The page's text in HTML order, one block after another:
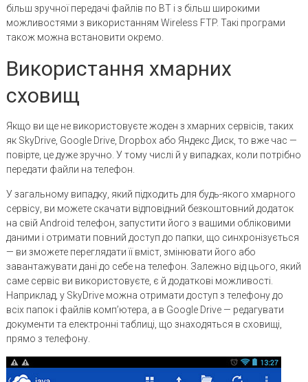
більш зручної передачі файлів по BT і з більш широкими
можливостями з використанням Wireless FTP. Такі програми
також можна встановити окремо.
Використання хмарних
сховищ
Якщо ви ще не використовуєте жоден з хмарних сервісів, таких
як SkyDrive, Google Drive, Dropbox або Яндекс Диск, то вже час —
повірте, це дуже зручно. У тому числі й у випадках, коли потрібно
передати файли на телефон.
У загальному випадку, який підходить для будь-якого хмарного
сервісу, ви можете скачати відповідний безкоштовний додаток
на свій Android телефон, запустити його з вашими обліковими
даними і отримати повний доступ до папки, що синхронізується
— ви зможете переглядати її вміст, змінювати його або
завантажувати дані до себе на телефон. Залежно від цього, який
саме сервіс ви використовуєте, є й додаткові можливості.
Наприклад, у SkyDrive можна отримати доступ з телефону до
всіх папок і файлів комп’ютера, а в Google Drive — редагувати
документи та електронні таблиці, що знаходяться в сховищі,
прямо з телефону.